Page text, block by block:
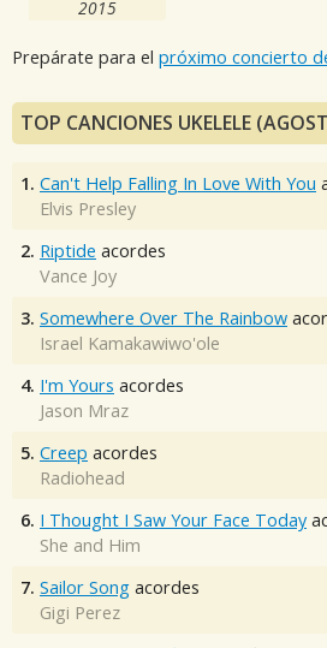
2015
Prepárate para el próximo concierto
TOP CANCIONES UKELELE
1. Can't Help Falling In Love With You
Elvis Presley
2. Riptide acordes
Vance Joy
3. Somewhere Over The Rainbow
Israel Kamakawiwo'ole
4. I'm Yours acordes
Jason Mraz
5. Creep acordes
Radiohead
6. I Thought I Saw Your Face Today
She and Him
7. Sailor Song acordes
Gigi Perez